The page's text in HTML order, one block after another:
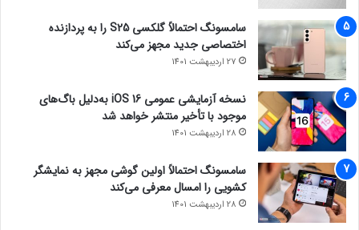
سامسونگ احتمالاً گلکسی S25 را به پردازنده
اختصاصی جدید مجهز می‌کند
27 اردیبهشت 1401
نسخه آزمایشی عمومی iOS 16 به‌دلیل باگ‌های
موجود با تأخیر منتشر خواهد شد
28 اردیبهشت 1401
سامسونگ احتمالاً اولین گوشی مجهز به نمایشگر
کشویی را امسال معرفی می‌کند
28 اردیبهشت 1401